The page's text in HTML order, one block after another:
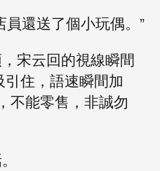
員還送了個小玩偶。”
宋云回的視線瞬間
住，語速瞬間加
不能零售，非誠勿